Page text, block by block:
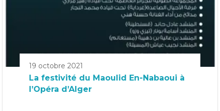
19 octobre 2021
La festivité du Maoulid En-Nabaoui à
l’Opéra d’Alger